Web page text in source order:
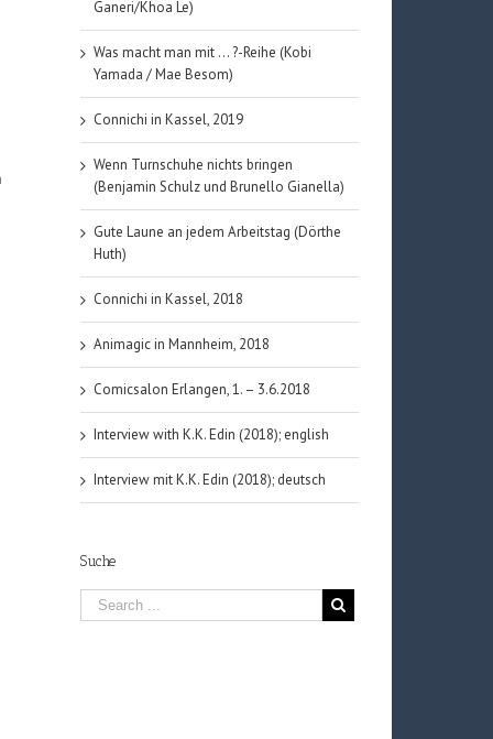
Ganeri/Khoa Le)
Was macht man mit … ?-Reihe (Kobi
Yamada / Mae Besom)
Connichi in Kassel, 2019
Wenn Turnschuhe nichts bringen
(Benjamin Schulz und Brunello Gianella)
Gute Laune an jedem Arbeitstag (Dörthe
Huth)
Connichi in Kassel, 2018
Animagic in Mannheim, 2018
Comicsalon Erlangen, 1. – 3.6.2018
Interview with K.K. Edin (2018); english
Interview mit K.K. Edin (2018); deutsch
Suche